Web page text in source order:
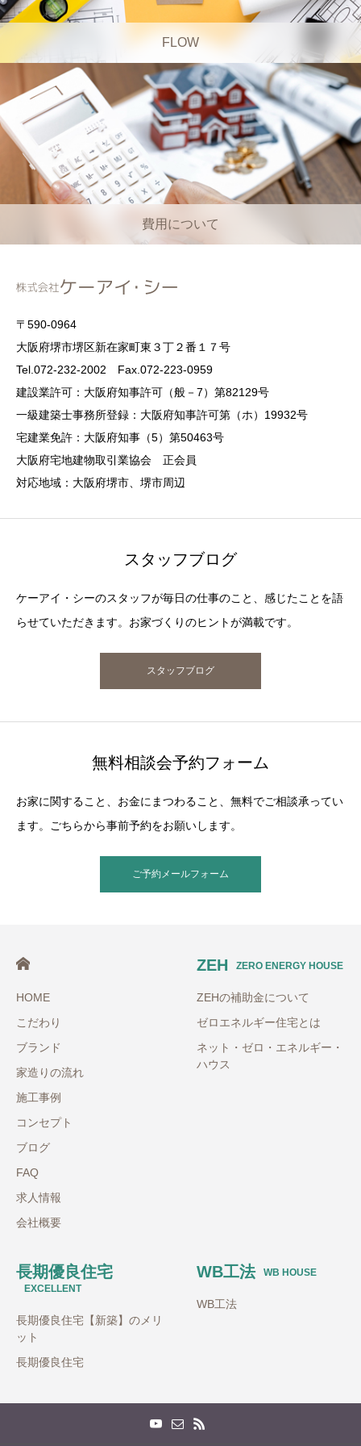
FLOW
費用について
〒590-0964
大阪府堺市堺区新在家町東３丁２番１７号
Tel.072-232-2002 Fax.072-223-0959
建設業許可：大阪府知事許可（般－7）第82129号
一級建築士事務所登録：大阪府知事許可第（ホ）19932号
宅建業免許：大阪府知事（5）第50463号
大阪府宅地建物取引業協会 正会員
対応地域：大阪府堺市、堺市周辺
スタッフブログ
ケーアイ・シーのスタッフが毎日の仕事のこと、感じたことを語
らせていただきます。お家づくりのヒントが満載です。
スタッフブログ
無料相談会予約フォーム
お家に関すること、お金にまつわること、無料でご相談承ってい
ます。ごちらから事前予約をお願いします。
ご予約メールフォーム
HOME
こだわり
ブランド
家造りの流れ
施工事例
コンセプト
ブログ
FAQ
求人情報
会社概要
ZEH ZERO ENERGY HOUSE
ZEHの補助金について
ゼロエネルギー住宅とは
ネット・ゼロ・エネルギー・
ハウス
長期優良住宅
EXCELLENT
長期優良住宅【新築】のメリ
ット
長期優良住宅
WB工法 WB HOUSE
WB工法